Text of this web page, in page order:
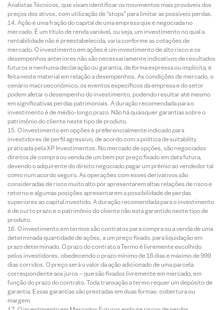
Analistas Técnicos, que visam identificar os movimentos mais prováveis dos
preços dos ativos, com utilização de “stops” para limitar as possíveis perdas.
Ação é uma fração do capital de uma empresa que é negociada no
mercado. É um título de renda variável, ou seja, um investimento no qual a
rentabilidade não é preestabelecida, varia conforme as cotações de
mercado. O investimento em ações é um investimento de alto risco e os
desempenhos anteriores não são necessariamente indicativos de resultados
futuros e nenhuma declaração ou garantia, de forma expressa ou implícita, é
feita neste material em relação a desempenhos. As condições de mercado, o
cenário macroeconômico, os eventos específicos da empresa e do setor
podem afetar o desempenho do investimento, podendo resultar até mesmo
em significativas perdas patrimoniais. A duração recomendada para o
investimento é de médio-longo prazo. Não há quaisquer garantias sobre o
patrimônio do cliente neste tipo de produto.
O investimento em opções é preferencialmente indicado para
investidores de perfil agressivo, de acordo com a política de suitability
praticada pela XP Investimentos. No mercado de opções, são negociados
direitos de compra ou venda de um bem por preço fixado em data futura,
devendo o adquirente do direito negociado pagar um prêmio ao vendedor tal
como num acordo seguro. As operações com esses derivativos são
consideradas de risco muito alto por apresentarem altas relações de risco e
retorno e algumas posições apresentarem a possibilidade de perdas
superiores ao capital investido. A duração recomendada para o investimento
é de curto prazo e o patrimônio do cliente não está garantido neste tipo de
produto.
O investimento em termos são contratos para compra ou a venda de uma
determinada quantidade de ações, a um preço fixado, para liquidação em
prazo determinado. O prazo do contrato a Termo é livremente escolhido
pelos investidores, obedecendo o prazo mínimo de 16 dias e máximo de 999
dias corridos. O preço será o valor da ação adicionado de uma parcela
correspondente aos juros – que são fixados livremente em mercado, em
função do prazo do contrato. Toda transação a termo requer um depósito de
garantia. Essas garantias são prestadas em duas formas: cobertura ou
margem.